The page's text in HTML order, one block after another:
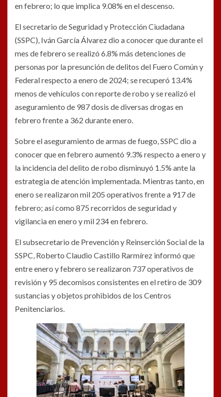
en febrero; lo que implica 9.08% en el descenso.
El secretario de Seguridad y Protección Ciudadana
(SSPC), Iván García Álvarez dio a conocer que durante el
mes de febrero se realizó 6.8% más detenciones de
personas por la presunción de delitos del Fuero Común y
Federal respecto a enero de 2024; se recuperó 13.4%
menos de vehículos con reporte de robo y se realizó el
aseguramiento de 987 dosis de diversas drogas en
febrero frente a 362 durante enero.
Sobre el aseguramiento de armas de fuego, SSPC dio a
conocer que en febrero aumentó 9.3% respecto a enero y
la incidencia del delito de robo disminuyó 1.5% ante la
estrategia de atención implementada. Mientras tanto, en
enero se realizaron mil 205 operativos frente a 917 de
febrero; así como 875 recorridos de seguridad y
vigilancia en enero y mil 234 en febrero.
El subsecretario de Prevención y Reinserción Social de la
SSPC, Roberto Claudio Castillo Rarmírez informó que
entre enero y febrero se realizaron 737 operativos de
revisión y 95 decomisos consistentes en el retiro de 309
sustancias y objetos prohibidos de los Centros
Penitenciarios.